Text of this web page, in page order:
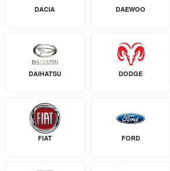
DACIA DAEWOO
DAIHATSU DODGE
FIAT FORD